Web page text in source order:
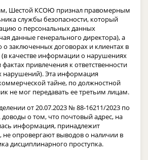
Шестой КСОЮ признал правомерным
службы безопасности, который
о персональных данных
данные генерального директора), а
заключенных договорах и клиентах в
качестве информации о нарушениях
фактах привлечения к ответственности
нарушений). Эта информация
тайне, по должностной
не мог передавать ее третьим лицам.
от 20.07.2023 № 88-16211/2023 по
о том, что почтовый адрес, на
информация, принадлежит
не опровергают выводов о наличии в
дисциплинарного проступка.